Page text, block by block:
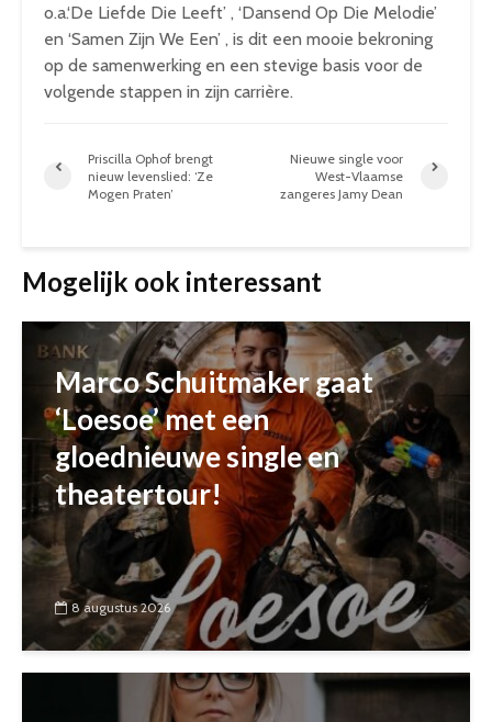
o.a.‘De Liefde Die Leeft’ , ‘Dansend Op Die Melodie’
en ‘Samen Zijn We Een’ , is dit een mooie bekroning
op de samenwerking en een stevige basis voor de
volgende stappen in zijn carrière.
Priscilla Ophof brengt
nieuw levenslied: ‘Ze
Mogen Praten’
Nieuwe single voor
West-Vlaamse
zangeres Jamy Dean
Mogelijk ook interessant
Marco Schuitmaker gaat
‘Loesoe’ met een
gloednieuwe single en
theatertour!
8 augustus 2026